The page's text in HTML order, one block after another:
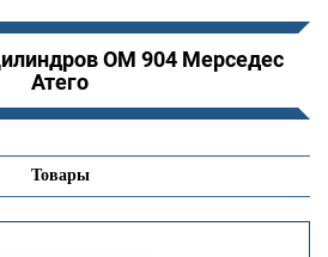
ОМ 904 Мерседес
Атего
Товары